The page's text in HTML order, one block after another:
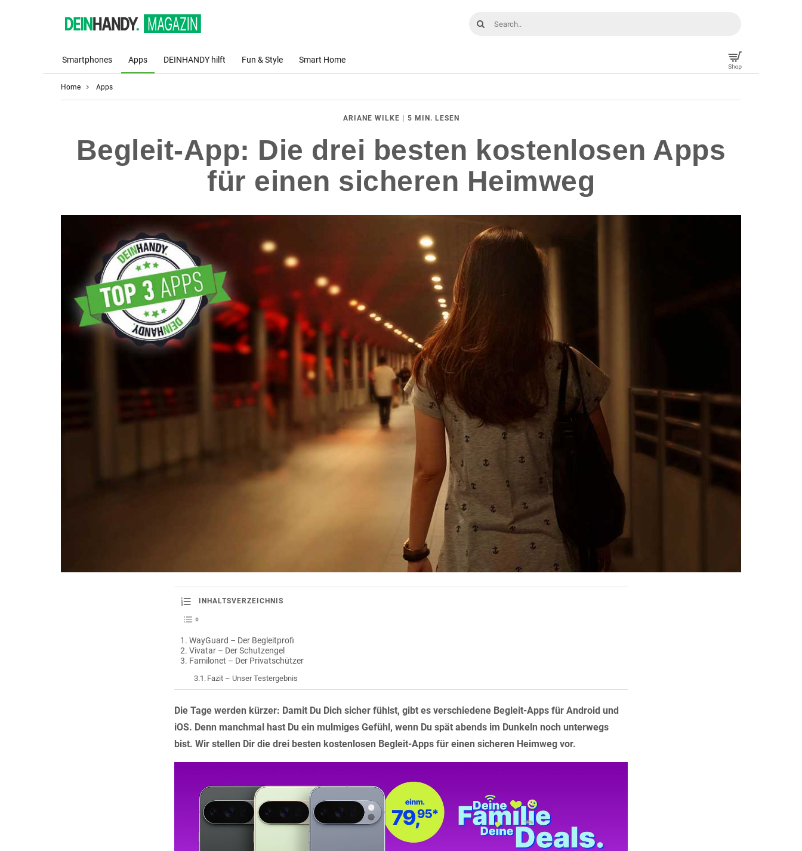
Smartphones Apps DEINHANDY hilft Fun & Style Smart Home
Home Apps
ARIANE WILKE 5 MIN. LESEN
Begleit-App: Die drei besten kostenlosen Apps
für einen sicheren Heimweg
INHALTSVERZEICHNIS
WayGuard – Der Begleitprofi
Vivatar – Der Schutzengel
Familonet – Der Privatschützer
Fazit – Unser Testergebnis
Die Tage werden kürzer: Damit Du Dich sicher fühlst, gibt es verschiedene Begleit-Apps für Android und
iOS. Denn manchmal hast Du ein mulmiges Gefühl, wenn Du spät abends im Dunkeln noch unterwegs
bist. Wir stellen Dir die drei besten kostenlosen Begleit-Apps für einen sicheren Heimweg vor.